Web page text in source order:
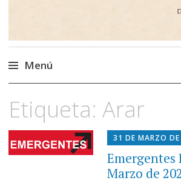
Menú
al
contenido
Etiqueta: Arar
31 DE MARZO
Marzo de